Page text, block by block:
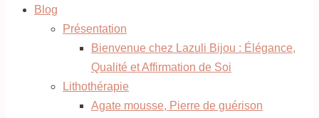
Blog
Présentation
Bienvenue chez Lazuli Bijou : Élégance,
Qualité et Affirmation de Soi
Lithothérapie
Agate mousse, Pierre de guérison